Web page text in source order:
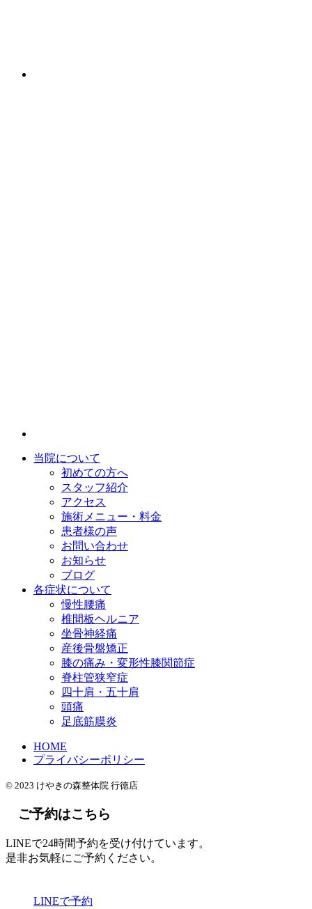
当院について
初めての方へ
スタッフ紹介
アクセス
施術メニュー・料金
患者様の声
お問い合わせ
お知らせ
ブログ
各症状について
慢性腰痛
椎間板ヘルニア
坐骨神経痛
産後骨盤矯正
膝の痛み・変形性膝関節症
脊柱管狭窄症
四十肩・五十肩
頭痛
足底筋膜炎
HOME
プライバシーポリシー
© 2023 けやきの森整体院 行徳店
ご予約はこちら
LINEで24時間予約を受け付けています。
是非お気軽にご予約ください。
LINEで予約